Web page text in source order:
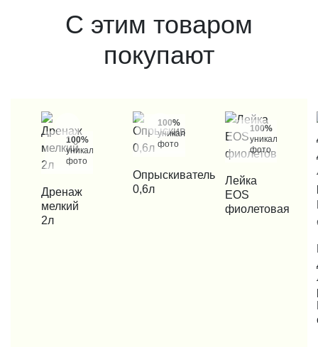
С этим товаром
покупают
100%
уникальные
фото
КУПИТЬ В 1 КЛИК
Дренаж
мелкий
2л
100%
уникальные
фото
КУПИТЬ В 1 КЛИК
Опрыскиватель
0,6л
100%
уникальные
фото
КУПИТЬ В 1 КЛИК
Лейка
EOS
фиолетовая